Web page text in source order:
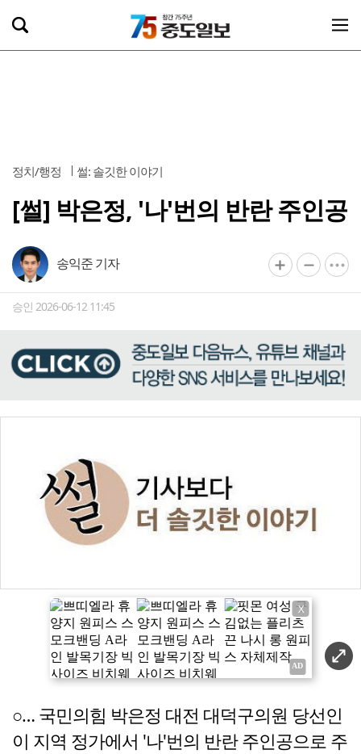
정치/행정 썰: 솔깃한 이야기
[썰] 박은정, '나'번의 반란 주인공
송익준 기자
승인 2026-06-12 11:45
X
○… 국민의힘 박은정 대전 대덕구의원 당선인
이 지역 정가에서 '나'번의 반란 주인공으로 주